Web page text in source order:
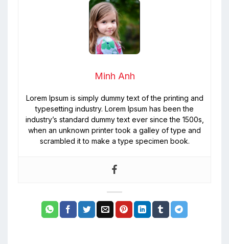
Minh Anh
Lorem Ipsum is simply dummy text of the printing and
typesetting industry. Lorem Ipsum has been the
industry’s standard dummy text ever since the 1500s,
when an unknown printer took a galley of type and
scrambled it to make a type specimen book.